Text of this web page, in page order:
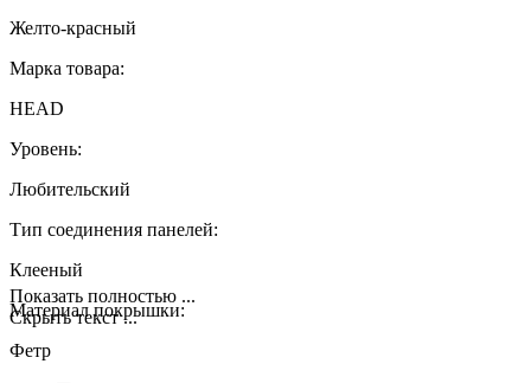
Желто-красный
Марка товара:
HEAD
Уровень:
Любительский
Тип соединения панелей:
Клееный
Материал покрышки:
Фетр
Показать полностью ...
Скрыть текст ...